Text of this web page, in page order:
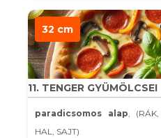
32 cm
11. TENGER GYÜMÖLCSEI
paradicsomos alap,
HAL, SAJT)